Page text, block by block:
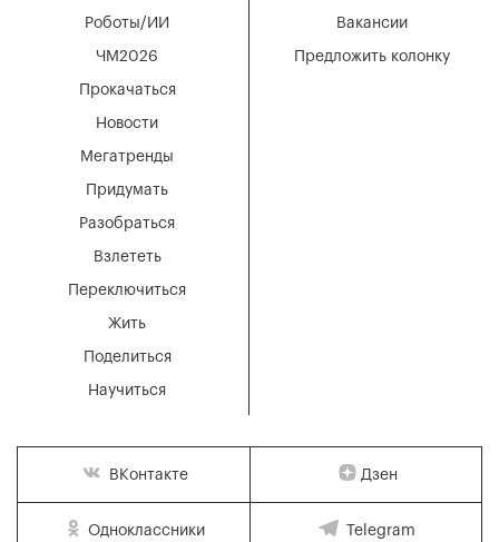
Мегатренды
Придумать
Разобраться
Взлететь
Новости
Переключиться
Жить
Поделиться
Научиться
Роботы/ИИ
ЧМ2026
Прокачаться
Вакансии
Предложить колонку
ВКонтакте Дзен
Одноклассники Telegram